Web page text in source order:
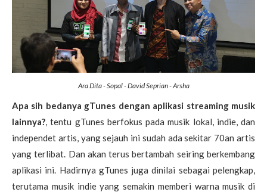
Ara Dita - Sopal - David Seprian - Arsha
Apa sih bedanya gTunes dengan aplikasi streaming musik
lainnya?, tentu gTunes berfokus pada musik lokal, indie, dan
independet artis, yang sejauh ini sudah ada sekitar 70an artis
yang terlibat. Dan akan terus bertambah seiring berkembang
aplikasi ini. Hadirnya gTunes juga dinilai sebagai pelengkap,
terutama musik indie yang semakin memberi warna musik di